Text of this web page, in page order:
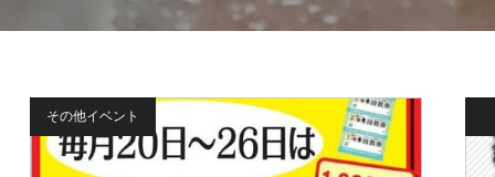
その他イベント